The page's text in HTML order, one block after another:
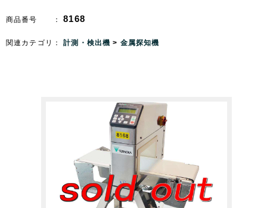
商品番号 ：8168
関連カテゴリ：計測・検出機> 金属探知機